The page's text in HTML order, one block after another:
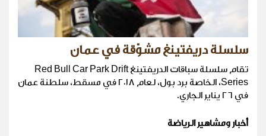
سلسلة دريفتينغ مشوّقة في عمان
تقام سلسلة سباقات الدريفتينغ Red Bull Car Park Drift
Series، الخاصة برد بول، لعام ٢٠١٨ في مسقط، سلطنة عمان
في ٢٦ يناير الجاري.
أخبار ومشاهير الرياضة